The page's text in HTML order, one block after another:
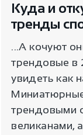
Куда и
тренды
...А кочуют
трендовые в
увидеть как
трендовыми
великанами,